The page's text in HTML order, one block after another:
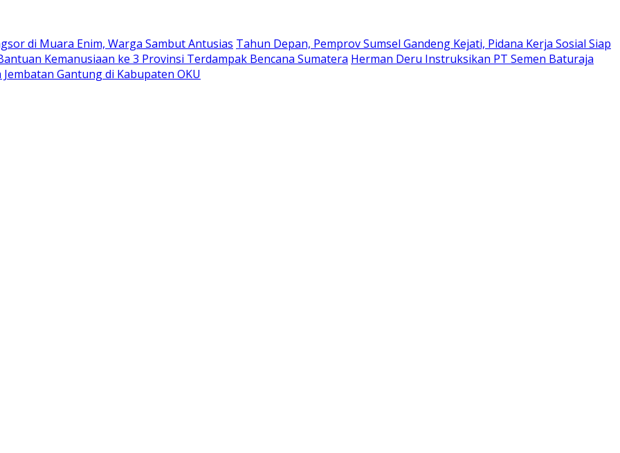
di Muara Enim, Warga Sambut Antusias Tahun Depan, Pemprov Sumsel Gandeng Kejati, Pidana Kerja Sosial Siap
Kemanusiaan ke 3 Provinsi Terdampak Bencana Sumatera Herman Deru Instruksikan PT Semen Baturaja
Gantung di Kabupaten OKU